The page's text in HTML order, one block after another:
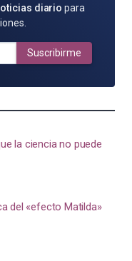
diario para
Suscribirme
la ciencia no puede
del «efecto Matilda»